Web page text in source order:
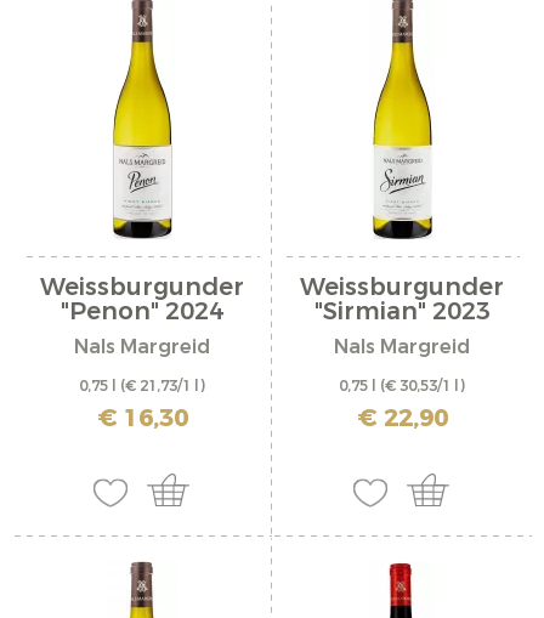
Weissburgunder
"Penon" 2024
Nals Margreid
0,75 l (€ 21,73/1 l)
inkl. MwSt. zzgl. Versandkosten
€ 16,30
Weissburgunder
"Sirmian" 2023
Nals Margreid
0,75 l (€ 30,53/1 l)
inkl. MwSt. zzgl. Versandkosten
€ 22,90